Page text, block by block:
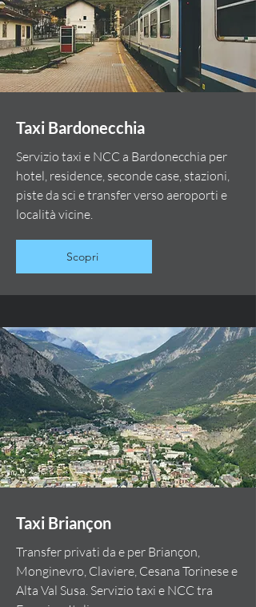
Taxi Bardonecchia
Servizio taxi e NCC a Bardonecchia per
hotel, residence, seconde case, stazioni,
piste da sci e transfer verso aeroporti e
località vicine.
Scopri
Taxi Briançon
Transfer privati da e per Briançon,
Monginevro, Claviere, Cesana Torinese e
Alta Val Susa. Servizio taxi e NCC tra